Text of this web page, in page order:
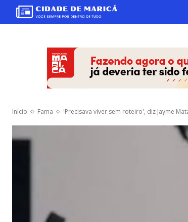
Início Fama 'Precisava viver sem roteiro', diz Jayme